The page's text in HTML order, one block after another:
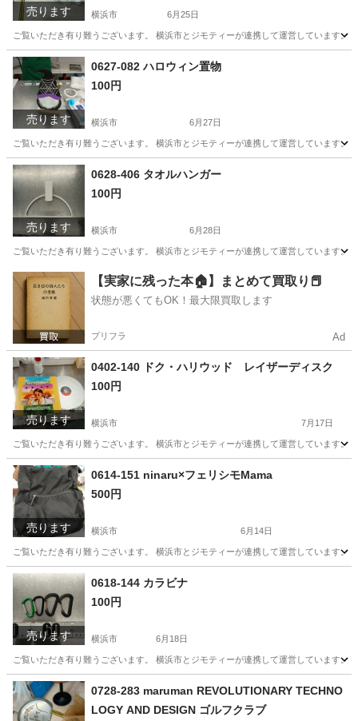
売ります 横浜市 6月25日
ご覧いただき有り難うございます。 横浜市とジモティーが連携して運営していま
神奈川 横浜市 リユース
売ります
0627-082 ハロウィン置物
100円
横浜市 6月27日
ご覧いただき有り難うございます。 横浜市とジモティーが連携して運営していま
神奈川 横浜市 インテリア雑貨/小物
売ります
0628-406 タオルハンガー
100円
横浜市 6月28日
ご覧いただき有り難うございます。 横浜市とジモティーが連携して運営していま
神奈川 横浜市 家庭用品 リユース
【実家に残った本🏠】まとめて買取り📕
状態が悪くてもOK！最大限買取します
プリフラ Ad
売ります
0402-140 ドク・ハリウッド レイザーディスク
100円
横浜市 7月17日
ご覧いただき有り難うございます。 横浜市とジモティーが連携して運営していま
神奈川 横浜市
売ります
0614-151 ninaru×フェリシモMama
500円
横浜市 6月14日
ご覧いただき有り難うございます。 横浜市とジモティーが連携して運営していま
神奈川 横浜市 リユース
売ります
0618-144 カラビナ
100円
横浜市 6月18日
ご覧いただき有り難うございます。 横浜市とジモティーが連携して運営していま
神奈川 横浜市 0728-283 maruman REVOLUTIONARY TECHNO
LOGY AND DESIGN ゴルフクラブ